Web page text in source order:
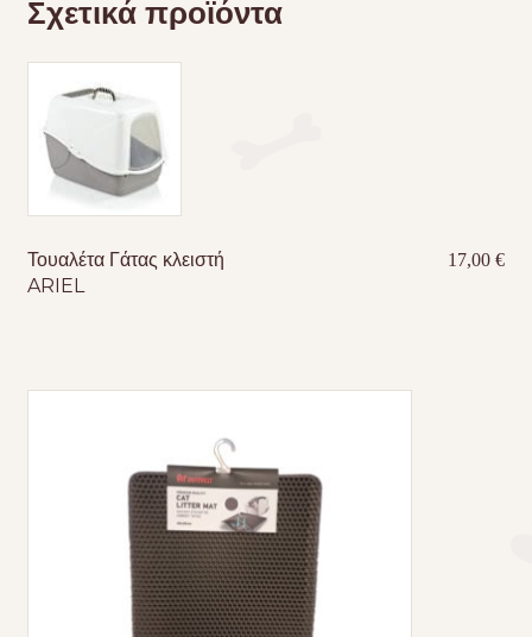
Σχετικά προϊόντα
Τουαλέτα Γάτας κλειστή
ARIEL
17,00€